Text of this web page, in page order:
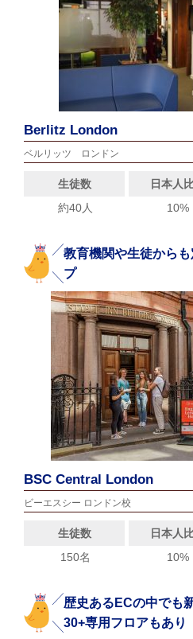
Berlitz London
ベルリッツ ロンドン
生徒数 日本人
約40人
10%
教育機関や生徒から
プ
BSC Central London
ビーエスシー ロンドン校
生徒数 日本人
150名
10%
歴史あるECの中でも
30+専用フロアもあり